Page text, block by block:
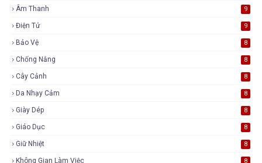
Âm Thanh 9
Điện Tử 9
Bảo Vệ 8
Chống Nắng 8
Cây Cảnh 8
Da Nhạy Cảm 8
Giày Dép 8
Giáo Dục 8
Giữ Nhiệt 8
Không Gian Làm Việc 8